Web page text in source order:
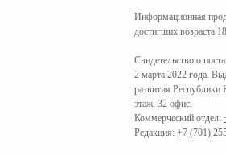
Информационная
достигших возраста
Свидетельство о
2 марта 2022 года.
развития Республики
этаж, 32 офис.
Коммерческий отдел:
Редакция: +7 (701)